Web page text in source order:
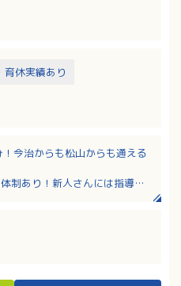
育休実績あり
今治からも松山からも通える
制あり！新人さんには指導係
！